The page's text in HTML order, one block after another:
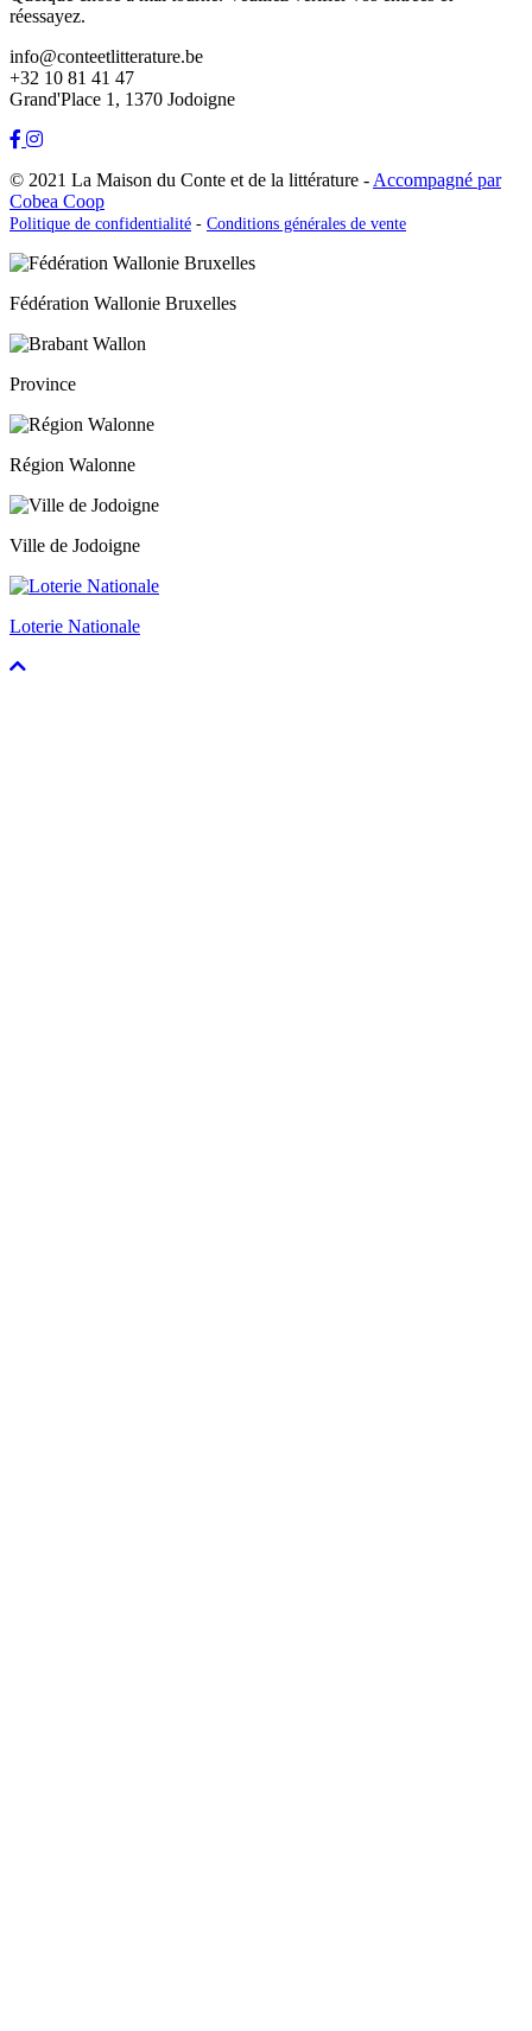
réessayez.
info@conteetlitterature.be
+32 10 81 41 47
Grand'Place 1, 1370 Jodoigne
© 2021 La Maison du Conte et de la littérature - Accompagné par
Cobea Coop
Politique de confidentialité - Conditions générales de vente
Fédération Wallonie Bruxelles
Province
Région Walonne
Ville de Jodoigne
Loterie Nationale
Faire